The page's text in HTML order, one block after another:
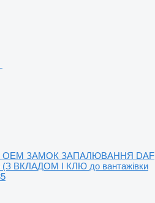
OEM ЗАМОК ЗАПАЛЮВАННЯ DAF
(З ВКЛАДОМ І КЛЮ до вантажівки